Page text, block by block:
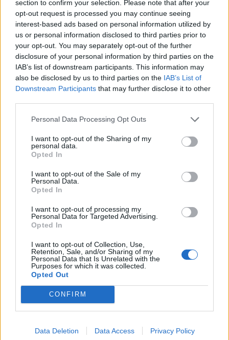
section to confirm your selection. Please note that after your
opt-out request is processed you may continue seeing
interest-based ads based on personal information utilized by
us or personal information disclosed to third parties prior to
your opt-out. You may separately opt-out of the further
disclosure of your personal information by third parties on the
IAB’s list of downstream participants. This information may
also be disclosed by us to third parties on the IAB’s List of
Downstream Participants that may further disclose it to other
Personal Data Processing Opt Outs
I want to opt-out of the Sharing of my
personal data.
Opted In
I want to opt-out of the Sale of my
Personal Data.
Opted In
I want to opt-out of processing my
Personal Data for Targeted Advertising.
Opted In
I want to opt-out of Collection, Use,
Retention, Sale, and/or Sharing of my
Personal Data that Is Unrelated with the
Purposes for which it was collected.
Opted Out
CONFIRM
Data Deletion Data Access Privacy Policy